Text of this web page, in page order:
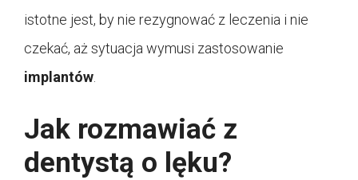
istotne jest, by nie rezygnować z leczenia i nie
czekać, aż sytuacja wymusi zastosowanie
implantów
Jak rozmawiać z
dentystą o lęku?